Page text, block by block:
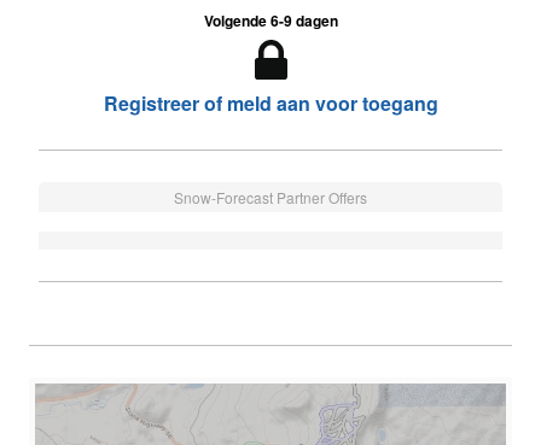
Volgende 6-9 dagen
Registreer of meld aan voor toegang
Snow-Forecast Partner Offers